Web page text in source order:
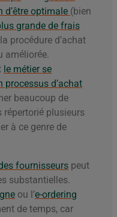
d’être optimale (bien
grande de frais
procédure d’achat
améliorée.
le métier se
processus d’achat
beaucoup de
répertorié plusieurs
à ce genre de
fournisseurs peut
substantielles.
ou l’e-ordering
de temps, car